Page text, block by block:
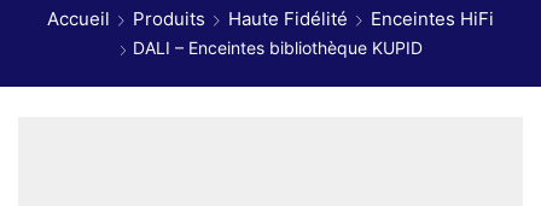
Accueil Produits Haute Fidélité Enceintes HiFi
DALI – Enceintes bibliothèque KUPID